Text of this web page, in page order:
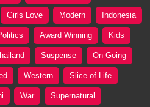
Girls Love Modern Indonesia
Award Winning Kids
Suspense On Going
Western Slice of Life
War Supernatural